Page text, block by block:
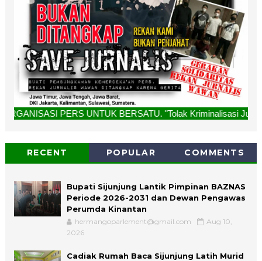
PERS UNTUK BERSATU. "Tolak Kriminalisasi Jurnalis,
RECENT POPULAR COMMENTS
Bupati Sijunjung Lantik Pimpinan BAZNAS
Periode 2026-2031 dan Dewan Pengawas
Perumda Kinantan
hermangoparlement@gmail.com
Aug 10,
2026
Cadiak Rumah Baca Sijunjung Latih Murid